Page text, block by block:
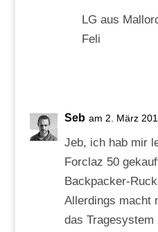
LG aus
Feli
Seb am 2. März
Jeb, ich hab mir
Forclaz 50
Backpacker-
Allerdings macht
das Tragesystem